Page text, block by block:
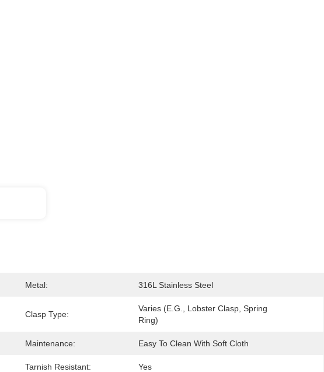
Metal: 316L Stainless Steel
Clasp Type:
Varies (e.g., Lobster Clasp, Spring
Ring)
Maintenance: Easy To Clean With Soft Cloth
Tarnish Resistant: Yes